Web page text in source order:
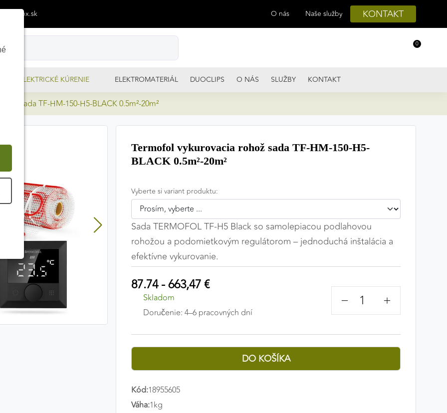
O nás Naše služby KONTAKT
0
ELEKTRICKÉ KÚRENIE ELEKTROMATERIÁL DUOCLIPS O NÁS SLUŽBY KONTAKT
sada TF-HM-150-H5-BLACK 0.5m²-20m²
Termofol vykurovacia rohož sada TF-HM-150-H5-
BLACK 0.5m²-20m²
Vyberte si variant produktu:
Sada TERMOFOL TF-H5 Black so samolepiacou podlahovou
rohožou a podomietkovým regulátorom – jednoduchá inštalácia a
efektívne vykurovanie.
87.74 - 663,47 €
Skladom
Doručenie: 4–6 pracovných dní
− +
Kód:18955605
Váha:1kg